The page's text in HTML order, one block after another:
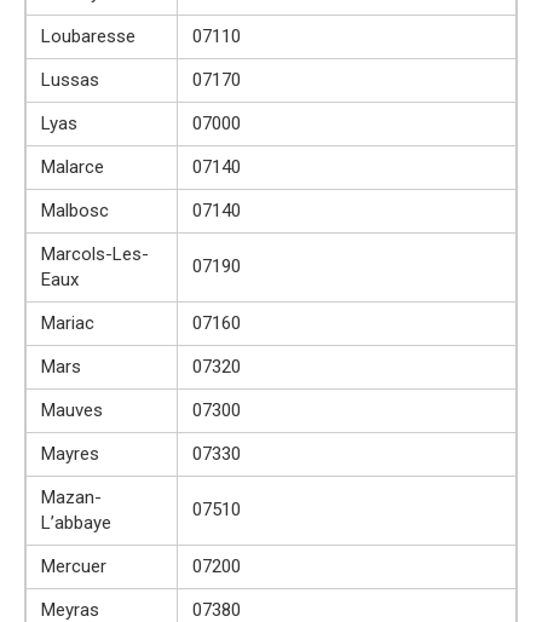
Loubaresse
07110
Lussas
07170
Lyas
07000
Malarce
07140
Malbosc
07140
Marcols-Les-
Eaux
07190
Mariac
07160
Mars
07320
Mauves
07300
Mayres
07330
Mazan-
L’abbaye
07510
Mercuer
07200
Meyras
07380